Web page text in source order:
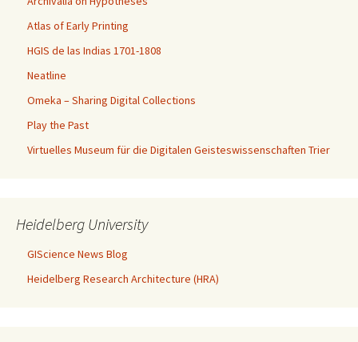
Atlas of Early Printing
HGIS de las Indias 1701-1808
Neatline
Omeka – Sharing Digital Collections
Play the Past
Virtuelles Museum für die Digitalen Geisteswissenschaften Trier
Heidelberg University
GIScience News Blog
Heidelberg Research Architecture (HRA)